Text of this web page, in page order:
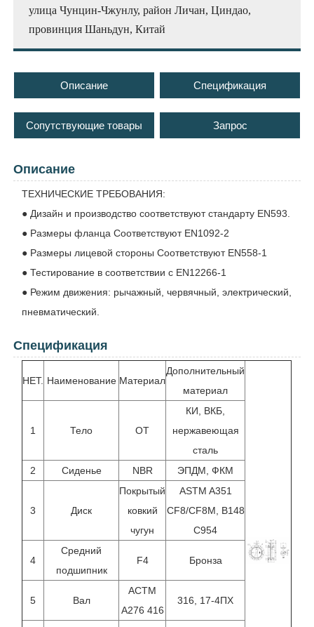
улица Чунцин-Чжунлу, район Личан, Циндао,
провинция Шаньдун, Китай
Описание Спецификация
Сопутствующие товары Запрос
Описание
ТЕХНИЧЕСКИЕ ТРЕБОВАНИЯ:
● Дизайн и производство соответствуют стандарту EN593.
● Размеры фланца Соответствуют EN1092-2
● Размеры лицевой стороны Соответствуют EN558-1
● Тестирование в соответствии с EN12266-1
● Режим движения: рычажный, червячный, электрический,
пневматический.
Спецификация
НЕТ. Наименование Материал
Дополнительный
материал
1 Тело ОТ
КИ, ВКБ,
нержавеющая
сталь
2
Сиденье NBR ЭПДМ, ФКМ
3 Диск
Покрытый
ковкий
чугун
ASTM A351
CF8/CF8M, B148
C954
4
Средний
подшипник
F4 Бронза
5 Вал
АСТМ
А276 416
316, 17-4ПХ